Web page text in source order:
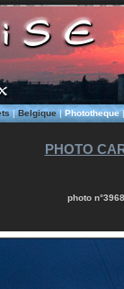
|Belgique|Phototheque
PHOTO
photo